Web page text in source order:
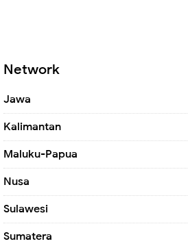
Network
Jawa
Kalimantan
Maluku-Papua
Nusa
Sulawesi
Sumatera